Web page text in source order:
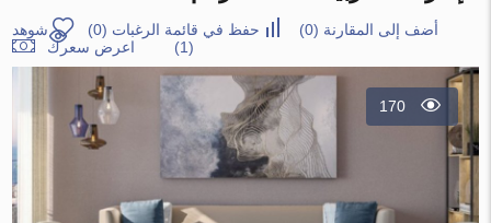
أضف إلى المقارنة (
0
) حفظ في قائمة الرغبات (
0
)
شوهد
(1)
اعرض سعرك
170